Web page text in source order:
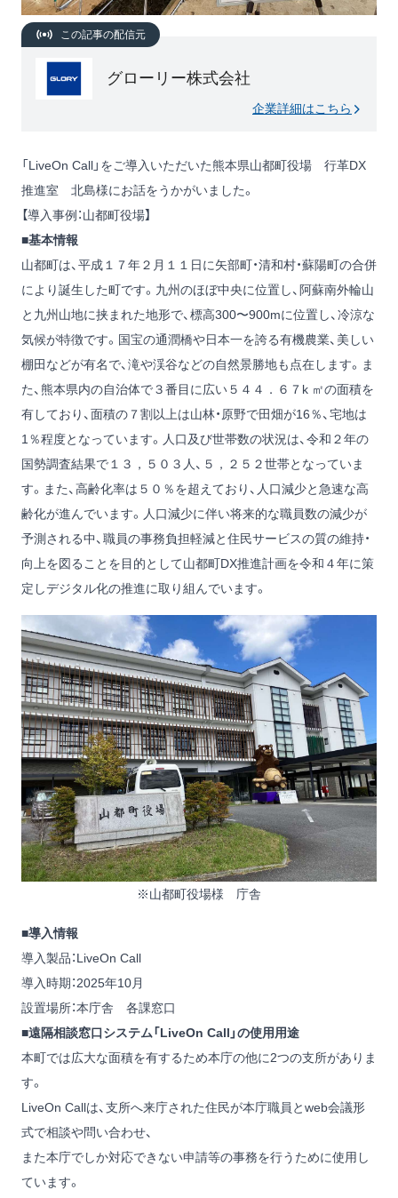
この記事の配信元
グローリー株式会社
企業詳細はこちら
「LiveOn Call」をご導入いただいた熊本県山都町役場 行革DX
推進室 北島様にお話をうかがいました。
【導入事例：山都町役場】
■基本情報
山都町は、平成１７年２月１１日に矢部町・清和村・蘇陽町の合併
により誕生した町です。九州のほぼ中央に位置し、阿蘇南外輪山
と九州山地に挟まれた地形で、標高300〜900mに位置し、冷涼な
気候が特徴です。国宝の通潤橋や日本一を誇る有機農業、美しい
棚田などが有名で、滝や渓谷などの自然景勝地も点在します。ま
た、熊本県内の自治体で３番目に広い５４４．６７k ㎡の面積を
有しており、面積の７割以上は山林・原野で田畑が16％、宅地は
1％程度となっています。人口及び世帯数の状況は、令和２年の
国勢調査結果で１３，５０３人、５，２５２世帯となっていま
す。また、高齢化率は５０％を超えており、人口減少と急速な高
齢化が進んでいます。人口減少に伴い将来的な職員数の減少が
予測される中、職員の事務負担軽減と住民サービスの質の維持・
向上を図ることを目的として山都町DX推進計画を令和４年に策
定しデジタル化の推進に取り組んでいます。
※山都町役場様 庁舎
■導入情報
導入製品：LiveOn Call
導入時期：2025年10月
設置場所：本庁舎 各課窓口
■遠隔相談窓口システム「LiveOn Call」の使用用途
本町では広大な面積を有するため本庁の他に2つの支所がありま
す。
LiveOn Callは、支所へ来庁された住民が本庁職員とweb会議形
式で相談や問い合わせ、
また本庁でしか対応できない申請等の事務を行うために使用し
ています。